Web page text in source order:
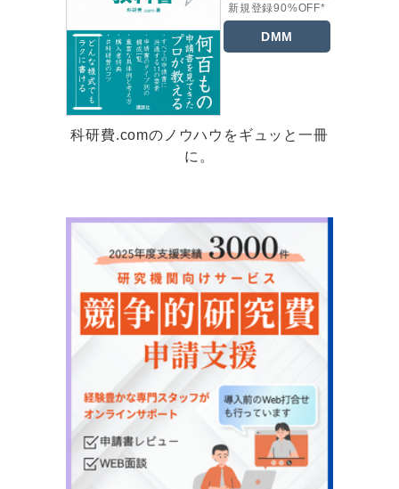
新規登録90%OFF*
DMM
科研費.comのノウハウをギュッと一冊
に。